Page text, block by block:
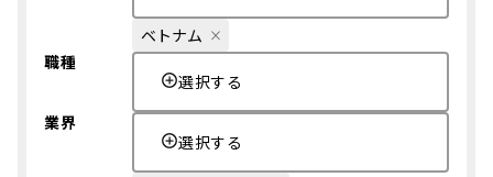
ベトナム
職種
選択する
業界
選択する